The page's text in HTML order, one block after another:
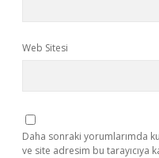
Web Sitesi
Daha sonraki yorumlarımda
ve site adresim bu tarayıcıya